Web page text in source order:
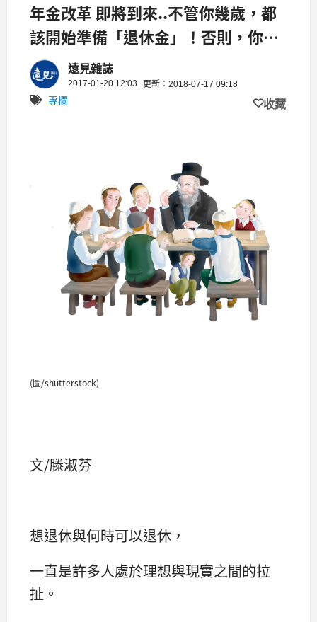
年金改革 即將到來..不管你幾歲，都
該開始準備「退休金」！否則，你將
成為 又窮又孤獨的「下流老人」！
遠見雜誌
2017-01-20 12:03 更新：2018-07-17 09:18
專欄 收藏
(圖/shutterstock)
文/滕淑芬
想退休與何時可以退休，
一直是許多人處於理想與現實之間的拉
扯。